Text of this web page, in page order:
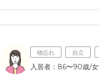
物忘れ 自立
入居者：86〜90歳/